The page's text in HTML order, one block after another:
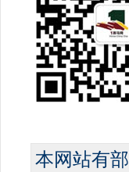
本网站有